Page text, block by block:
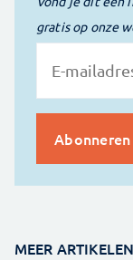
gratis op onze
MEER ARTIKELEN